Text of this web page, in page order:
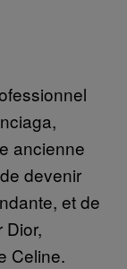
ancienne
devenir
et de
Dior,
Celine.